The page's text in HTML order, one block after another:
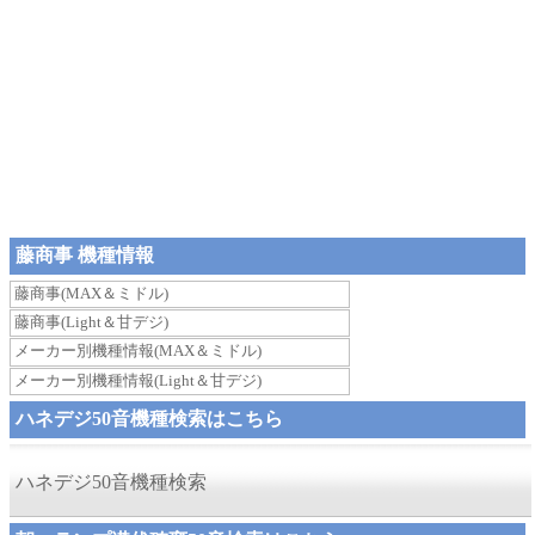
藤商事 機種情報
藤商事(MAX＆ミドル)
藤商事(Light＆甘デジ)
メーカー別機種情報(MAX＆ミドル)
メーカー別機種情報(Light＆甘デジ)
ハネデジ50音機種検索はこちら
ハネデジ50音機種検索